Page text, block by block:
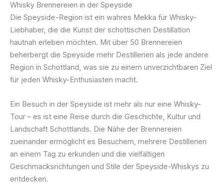
Whisky Brennereien in der Speyside
Die Speyside-Region ist ein wahres Mekka für Whisky-
Liebhaber, die die Kunst der schottischen Destillation
hautnah erleben möchten. Mit über 50 Brennereien
beherbergt die Speyside mehr Destillerien als jede andere
Region in Schottland, was sie zu einem unverzichtbaren Ziel
für jeden Whisky-Enthusiasten macht.
Ein Besuch in der Speyside ist mehr als nur eine Whisky-
Tour – es ist eine Reise durch die Geschichte, Kultur und
Landschaft Schottlands. Die Nähe der Brennereien
zueinander ermöglicht es Besuchern, mehrere Destillerien
an einem Tag zu erkunden und die vielfältigen
Geschmacksrichtungen und Stile der Speyside-Whiskys zu
entdecken.